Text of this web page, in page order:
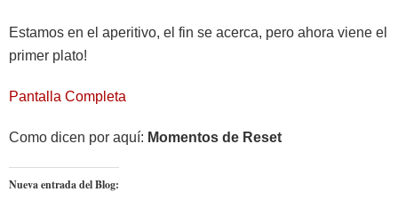
Estamos en el aperitivo, el fin se acerca, pero ahora viene el
primer plato!
Pantalla Completa
Como dicen por aquí: Momentos de Reset
Nueva entrada del Blog: